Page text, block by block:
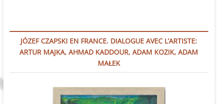
JÓZEF CZAPSKI EN FRANCE. DIALOGUE AVEC L’ARTISTE:
ARTUR MAJKA, AHMAD KADDOUR, ADAM KOZIK, ADAM
MAŁEK